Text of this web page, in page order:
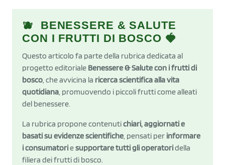
🫐 BENESSERE & SALUTE
CON I FRUTTI DI BOSCO 🍓
Questo articolo fa parte della rubrica dedicata al
progetto editoriale Benessere & Salute con i frutti di
bosco , che avvicina la ricerca scientifica alla vita
quotidiana , promuovendo i piccoli frutti come alleati
del benessere.
La rubrica propone contenutichiari, aggiornati e
basati su evidenze scientifiche , pensati per informare
i consumatoriesupportare tutti gli operatoridella
filiera dei frutti di bosco.